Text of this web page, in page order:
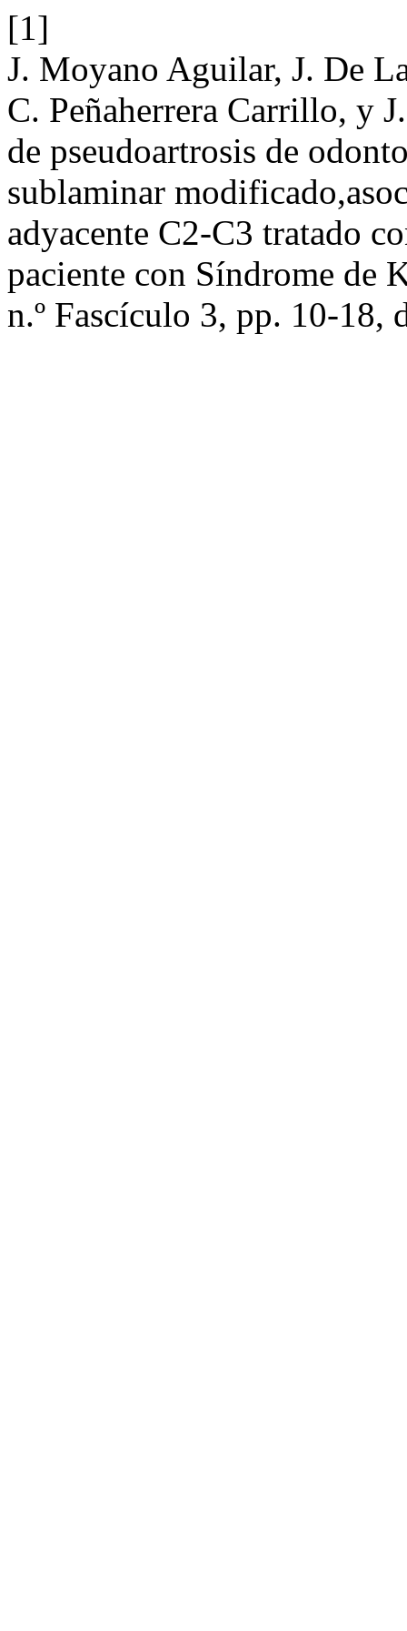
[1]
J. Moyano Aguilar, J. De
C. Peñaherrera Carrillo, y
de pseudoartrosis de
sublaminar
adyacente C2-C3 tratado
paciente con Síndrome de
n.º Fascículo 3, pp. 10-18,